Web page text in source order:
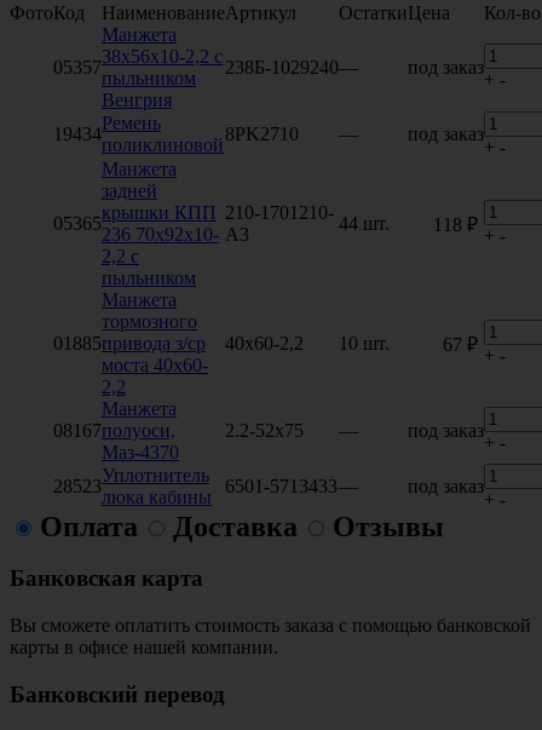
ФотоКод НаименованиеАртикул ОстаткиЦена Кол-во
05357
Манжета
38х56х10-2,2 с
пыльником
Венгрия
238Б-1029240— под заказ
+ -
19434
Ремень
поликлиновой
8PK2710 — под заказ
+ -
05365
Манжета
задней
крышки КПП
236 70х92х10-
2,2 с
пыльником
210-1701210-
А3
44 шт. 118 ₽
+ -
01885
Манжета
тормозного
привода з/ср
моста 40х60-
2,2
40х60-2,2 10 шт. 67 ₽
+ -
08167
Манжета
полуоси,
Маз-4370
2.2-52х75 — под заказ
+ -
28523
Уплотнитель
люка кабины
6501-5713433— под заказ
+ -
Оплата Доставка Отзывы
Банковская карта
Вы сможете оплатить стоимость заказа с помощью банковской
карты в офисе нашей компании.
Банковский перевод